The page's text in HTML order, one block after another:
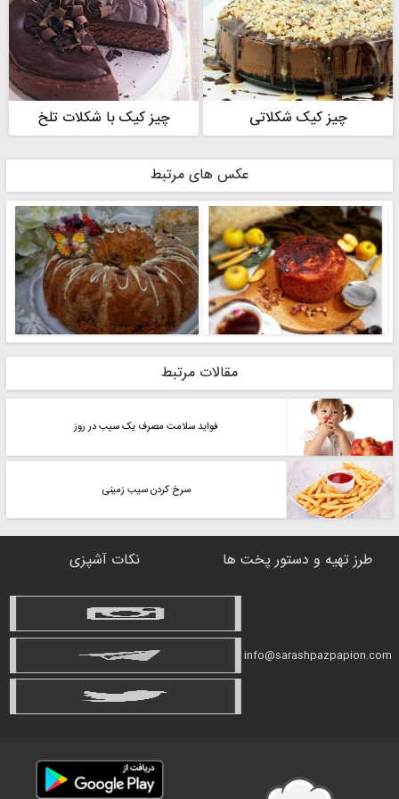
چیز کیک شکلاتی چیز کیک با شکلات تلخ
عکس های مرتبط
مقالات مرتبط
فواید سلامت مصرف یک سیب در روز
سرخ کردن سیب زمینی
طرز تهیه و دستور پخت ها نکات آشپزی
info@sarashpazpapion.com